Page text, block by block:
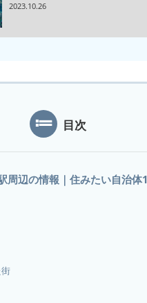
2023.10.26
目次
周辺の情報｜住みたい自治体